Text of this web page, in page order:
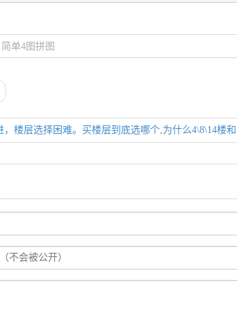
单4图拼图
，楼层选择困难。买楼层到底选哪个,为什么4\8\14楼